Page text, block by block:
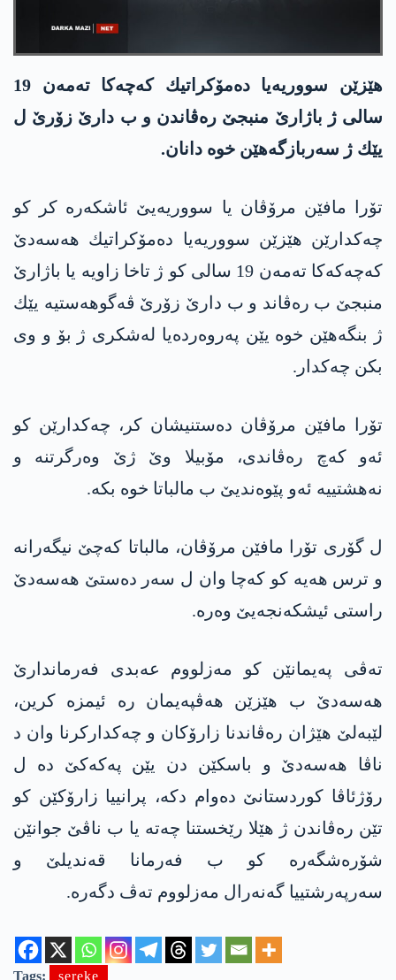
هێزێن سووریه‌یا ده‌مۆكراتیك كه‌چه‌كا ته‌مه‌ن 19
سالی ژ باژارێ منبجێ ره‌ڤاندن و ب دارێ زۆرێ ل
یێك ژ سه‌ربازگه‌هێن خوه‌ دانان.
تۆرا مافێن مرۆڤان یا سووریه‌یێ ئاشكه‌ره‌ كر كو
چه‌كدارێن هێزێن سووریه‌یا ده‌مۆكراتیك هه‌سه‌دێ
كه‌چه‌كه‌كا ته‌مه‌ن 19 سالی كو ژ تاخا زاویه‌ یا باژارێ
منبجێ ب ره‌ڤاند و ب دارێ زۆرێ ڤه‌گوهه‌ستیه‌ یێك
ژ بنگه‌هێن خوه‌ یێن په‌روه‌رده‌یا له‌شكری ژ بۆ و وی
بكن چه‌كدار.
تۆرا مافێن مرۆڤان ده‌ستنیشان كر، چه‌كدارێن كو
ئه‌و كه‌چ ره‌ڤاندی، مۆبیلا وێ ژێ وه‌رگرتنه‌ و
نه‌هشتییه‌ ئه‌و پێوه‌ندیێ ب مالباتا خوه‌ بكه‌.
ل گۆری تۆرا مافێن مرۆڤان، مالباتا كه‌چێ نیگه‌رانه
و ترس هه‌یه‌ كو كه‌چا وان ل سه‌ر ده‌ستێ هه‌سه‌دێ
راستی ئیشكه‌نجه‌یێ وه‌ره‌.
ته‌ڤی په‌یمانێن كو مه‌زلووم عه‌بدی فه‌رماندارێ
هه‌سه‌دێ ب هێزێن هه‌ڤپه‌یمان ره‌ ئیمزه‌ كرین،
لێبه‌لێ هێژان ره‌ڤاندنا زارۆكان و چه‌كداركرنا وان د
ناڤا هه‌سه‌دێ و باسكێن دن یێن په‌كه‌كێ ده‌ ل
رۆژئاڤا كوردستانێ ده‌وام دكه‌، پرانییا زارۆكێن كو
تێن ره‌ڤاندن ژ هێلا رێخستنا چه‌ته‌ یا ب ناڤێ جوانێن
شۆره‌شگه‌ره‌ كو ب فه‌رمانا قه‌ندیلێ و
سه‌رپه‌رشتییا گه‌نه‌رال مه‌زلووم ته‌ڤ دگه‌ره‌.
Tags: sereke